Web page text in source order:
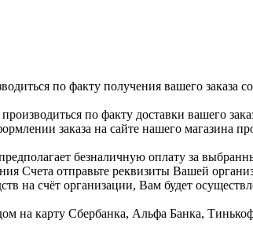
по факту получения вашего заказа
по факту доставки вашего
заказа на сайте нашего магазина
безналичную оплату за
Счета отправьте реквизиты Вашей
на счёт организации, Вам будет
на карту Сбербанка, Альфа Банка,